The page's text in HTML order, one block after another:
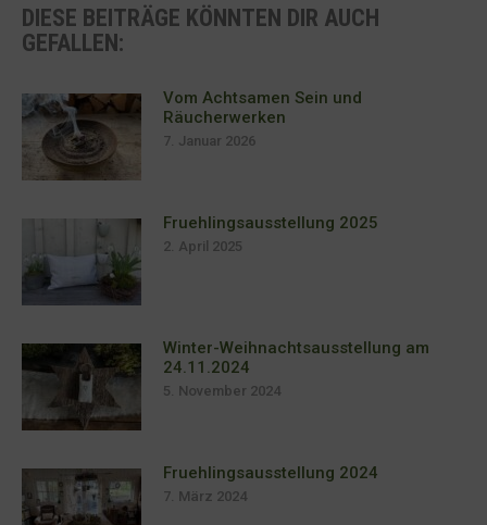
DIESE BEITRÄGE KÖNNTEN DIR AUCH
GEFALLEN:
Vom Achtsamen Sein und
Räucherwerken
7. Januar 2026
Fruehlingsausstellung 2025
2. April 2025
Winter-Weihnachtsausstellung am
24.11.2024
5. November 2024
Fruehlingsausstellung 2024
7. März 2024